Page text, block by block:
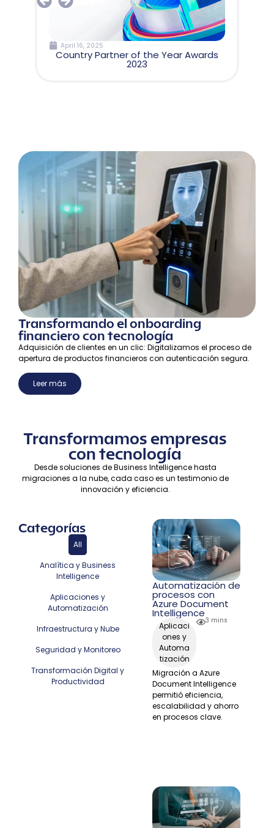
April 16, 2025
Country Partner of the Year Awards
2023
Transformando el onboarding
financiero con tecnología ​
Adquisición de clientes en un clic: Digitalizamos el proceso de
apertura de productos financieros con autenticación segura.
Leer más
Transformamos empresas
con tecnología
Desde soluciones de Business Intelligence hasta
migraciones a la nube, cada caso es un testimonio de
innovación y eficiencia.
Categorías
Analítica y Business
Intelligence
Aplicaciones y
Automatización
Infraestructura y Nube
Seguridad y Monitoreo
Transformación Digital y
Productividad
All
Automatización de
procesos con
Azure Document
Intelligence
Aplicaci
ones y
Automa
tización
3 mins
Migración a Azure
Document Intelligence
permitió eficiencia,
escalabilidad y ahorro
en procesos clave.